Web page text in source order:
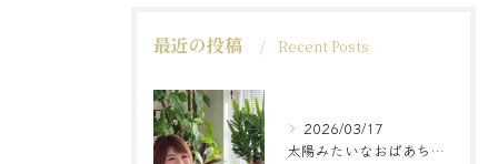
最近の投稿 Recent Posts
2026/03/17
太陽みたいなおばあちゃんに